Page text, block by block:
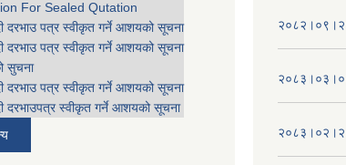
For Sealed Qutation
दरभाउ पत्र स्वीकृत गर्ने आशयको सूचना
दरभाउ पत्र स्वीकृत गर्ने आशयको सूचना
सुचना
दरभाउ पत्र स्वीकृत गर्ने आशयको सूचना
दरभाउपत्र स्वीकृत गर्ने आशयको सूचना
२०८३।०३।०३
२०८३।०२।२८